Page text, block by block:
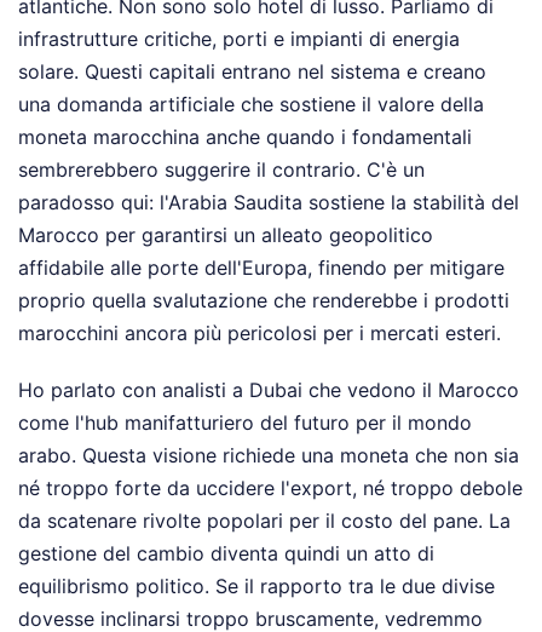
atlantiche. Non sono solo hotel di lusso. Parliamo di
infrastrutture critiche, porti e impianti di energia
solare. Questi capitali entrano nel sistema e creano
una domanda artificiale che sostiene il valore della
moneta marocchina anche quando i fondamentali
sembrerebbero suggerire il contrario. C'è un
paradosso qui: l'Arabia Saudita sostiene la stabilità del
Marocco per garantirsi un alleato geopolitico
affidabile alle porte dell'Europa, finendo per mitigare
proprio quella svalutazione che renderebbe i prodotti
marocchini ancora più pericolosi per i mercati esteri.
Ho parlato con analisti a Dubai che vedono il Marocco
come l'hub manifatturiero del futuro per il mondo
arabo. Questa visione richiede una moneta che non sia
né troppo forte da uccidere l'export, né troppo debole
da scatenare rivolte popolari per il costo del pane. La
gestione del cambio diventa quindi un atto di
equilibrismo politico. Se il rapporto tra le due divise
dovesse inclinarsi troppo bruscamente, vedremmo